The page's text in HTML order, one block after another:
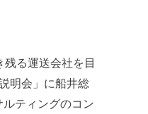
る運送会社を目
明会」に船井総
ティングのコン